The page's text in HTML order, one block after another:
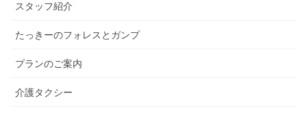
スタッフ紹介
たっきーのフォレスとガンプ
プランのご案内
介護タクシー